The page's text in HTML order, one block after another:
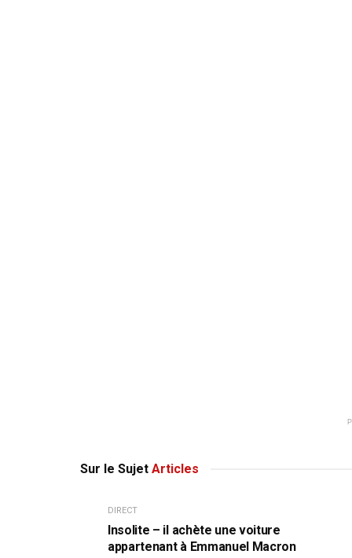
Sur le Sujet Articles
DIRECT
Insolite – il achète une voiture
appartenant à Emmanuel Macron